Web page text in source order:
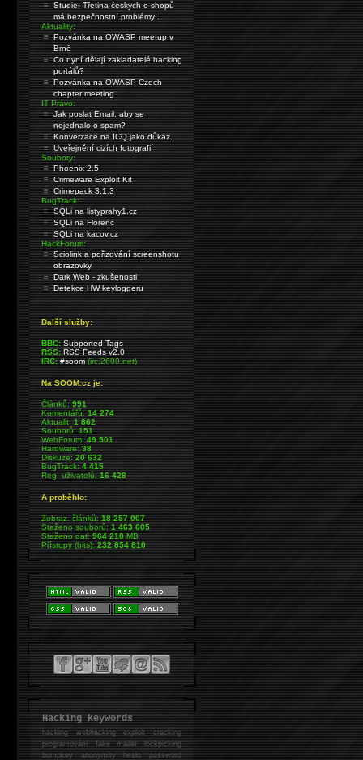
Studie: Třetina českých e-shopů
má bezpečnostní problémy!
Aktuality:
Pozvánka na OWASP meetup v
Brně
Co nyní dělají zakladatelé hacking
portálů?
Pozvánka na OWASP Czech
chapter meeting
IT Právo:
Jak poslat Email, aby se
nejednalo o spam?
Konverzace na ICQ jako důkaz.
Uveřejnění cizích fotografií
Soubory:
Phoenix 2.5
Crimeware Exploit Kit
Crimepack 3.1.3
BugTrack:
SQLi na listyprahy1.cz
SQLi na Florenc
SQLi na kacov.cz
HackForum:
Sciolink a pořizování screenshotu
obrazovky
Dark Web - zkušenosti
Detekce HW keyloggeru
Další služby:
BBC: Supported Tags
RSS: RSS Feeds v2.0
IRC: #soom(irc.2600.net)
Na SOOM.cz je:
Článků:991
Komentářů:14 274
Aktualit:1 862
Souborů:151
WebForum:49 501
Hardware:38
Diskuze:20 632
BugTrack:4 415
Reg. uživatelů:16 428
A proběhlo:
Zobraz. článků:18 257 007
Staženo souborů:1 463 605
Staženo dat:964 210MB
Přístupy (hits):232 854 810
Hacking keywords
hackingwebhacking exploit cracking
programování fake mailer lockpicking
bumpkey anonymity heslo password